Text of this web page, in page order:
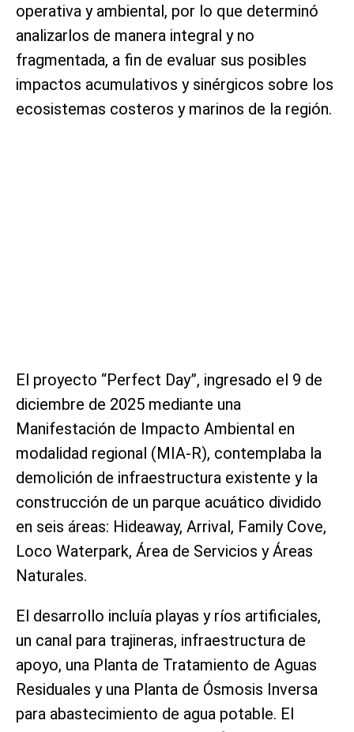
operativa y ambiental, por lo que determinó
analizarlos de manera integral y no
fragmentada, a fin de evaluar sus posibles
impactos acumulativos y sinérgicos sobre los
ecosistemas costeros y marinos de la región.
El proyecto “Perfect Day”, ingresado el 9 de
diciembre de 2025 mediante una
Manifestación de Impacto Ambiental en
modalidad regional (MIA-R), contemplaba la
demolición de infraestructura existente y la
construcción de un parque acuático dividido
en seis áreas: Hideaway, Arrival, Family Cove,
Loco Waterpark, Área de Servicios y Áreas
Naturales.
El desarrollo incluía playas y ríos artificiales,
un canal para trajineras, infraestructura de
apoyo, una Planta de Tratamiento de Aguas
Residuales y una Planta de Ósmosis Inversa
para abastecimiento de agua potable. El